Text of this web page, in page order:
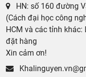
HN: số 160 đường
(Cách đại học công
HCM và các tỉnh
đặt hàng
Xin cảm ơn!